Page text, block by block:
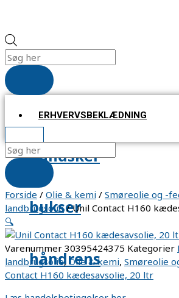
ERHVERVSBEKLÆDNING
handsker
bukser
håndrens
Forside / Olie & kemi / Smøreolie og -
landbrugsolie/ Unil Contact H160
🔍
Varenummer 30395424375 Kategorier
landbrugsolie, Olie & kemi, Smøreolie
Contact H160 kædesavsolie, 20 ltr